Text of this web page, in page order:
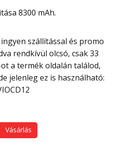
8300 mAh.
rendkívül olcsó, csak 33
a termék oldalán találod,
jelenleg ez is használható:
Vásárlás